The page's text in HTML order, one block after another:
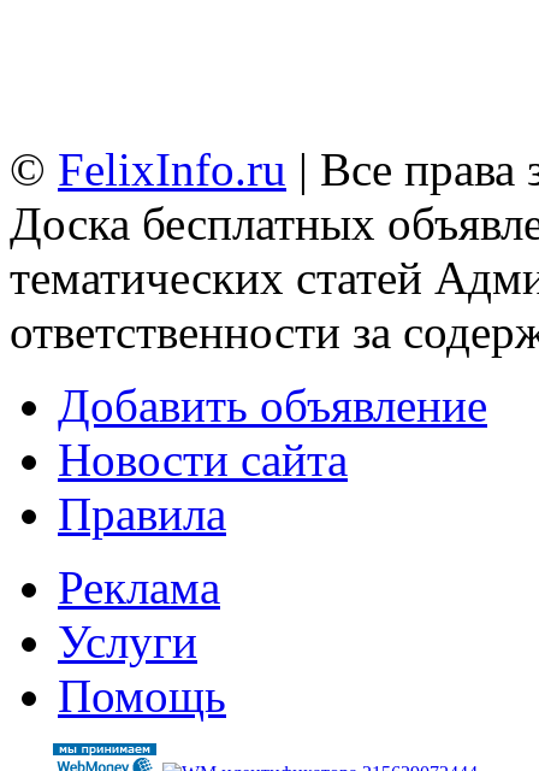
© FelixInfo.ru | Все
Доска бесплатных
тематических статей
ответственности за
Добавить объявление
Новости сайта
Правила
Реклама
Услуги
Помощь